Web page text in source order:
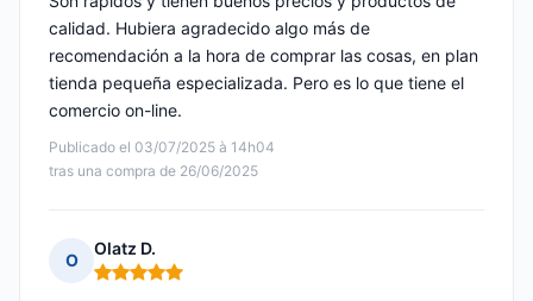
Publicado el 03/07/2025 à 14h04
tras una compra de 26/06/2025
calidad. Hubiera agradecido algo más de
recomendación a la hora de comprar las cosas, en plan
tienda pequeña especializada. Pero es lo que tiene el
comercio on-line.
O
Olatz D.
Nota: 5 de 5